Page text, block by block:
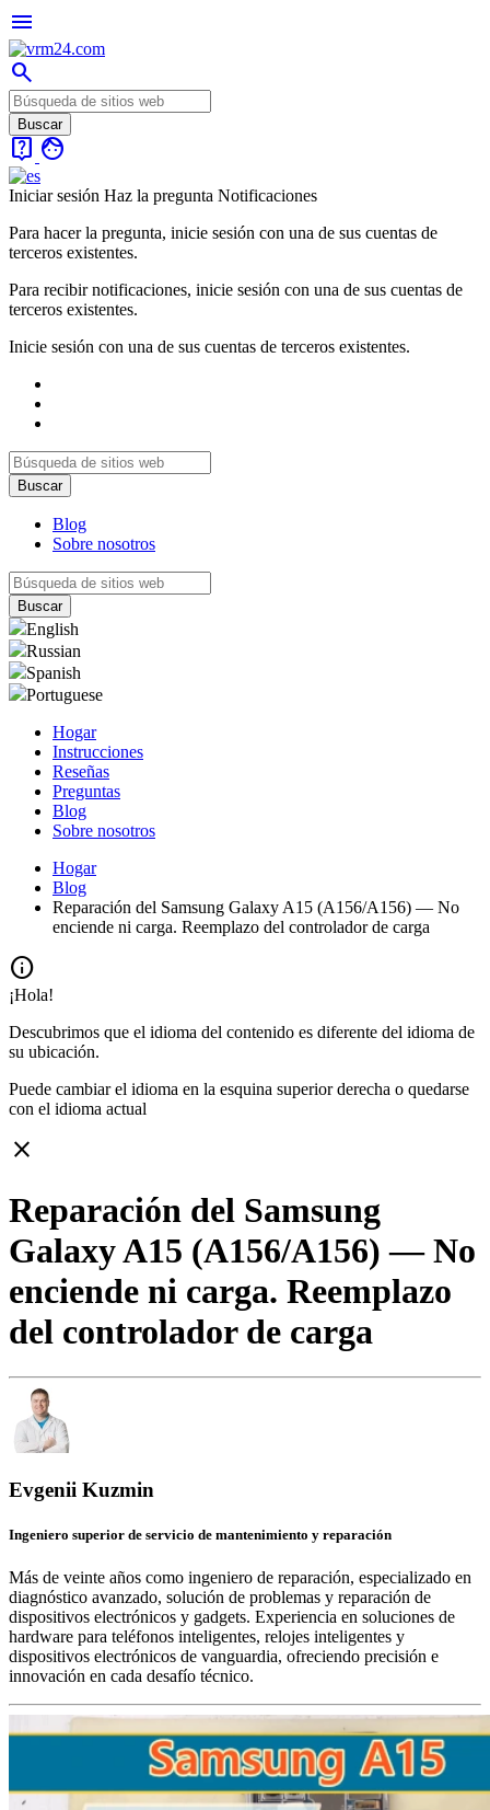
menu
search
live_help face
Iniciar sesión Haz la pregunta Notificaciones
Para hacer la pregunta, inicie sesión con una de sus cuentas de
terceros existentes.
Para recibir notificaciones, inicie sesión con una de sus cuentas de
terceros existentes.
Inicie sesión con una de sus cuentas de terceros existentes.
Blog
Sobre nosotros
English
Russian
Spanish
Portuguese
Hogar
Instrucciones
Reseñas
Preguntas
Blog
Sobre nosotros
Hogar
Blog
Reparación del Samsung Galaxy A15 (A156/A156) — No
enciende ni carga. Reemplazo del controlador de carga
info
¡Hola!
Descubrimos que el idioma del contenido es diferente del idioma de
su ubicación.
Puede cambiar el idioma en la esquina superior derecha o quedarse
con el idioma actual
close
Reparación del Samsung
Galaxy A15 (A156/A156) — No
enciende ni carga. Reemplazo
del controlador de carga
Evgenii Kuzmin
Ingeniero superior de servicio de mantenimiento y reparación
Más de veinte años como ingeniero de reparación, especializado en
diagnóstico avanzado, solución de problemas y reparación de
dispositivos electrónicos y gadgets. Experiencia en soluciones de
hardware para teléfonos inteligentes, relojes inteligentes y
dispositivos electrónicos de vanguardia, ofreciendo precisión e
innovación en cada desafío técnico.